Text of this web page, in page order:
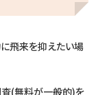
飛来を抑えたい場
査(無料が一般的)を